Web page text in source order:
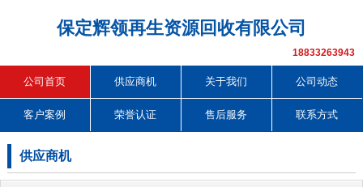
保定辉领再生资源回收有限公司
18833263943
公司首页 供应商机 关于我们 公司动态
客户案例 荣誉认证 售后服务 联系方式
供应商机